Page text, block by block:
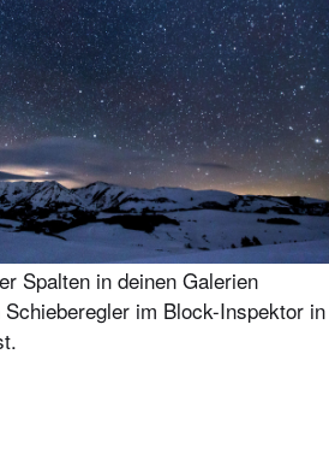
Spalten in deinen Galerien
im Block-Inspektor in